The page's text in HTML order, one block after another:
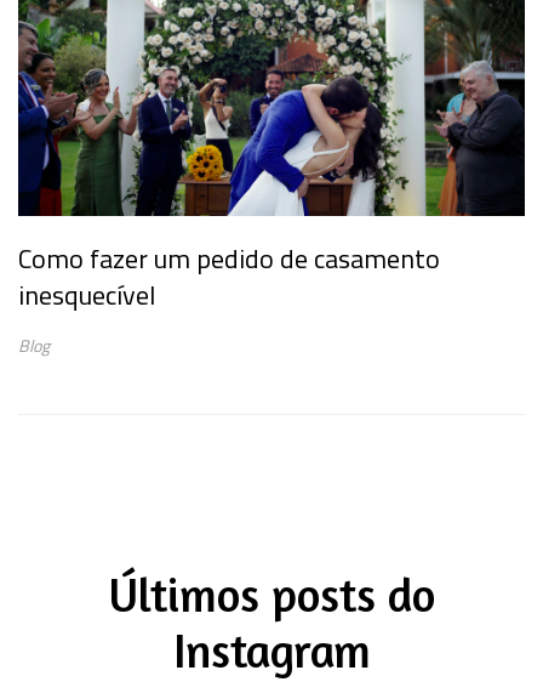
Como fazer um pedido de casamento
inesquecível
Blog
Últimos posts do
Instagram